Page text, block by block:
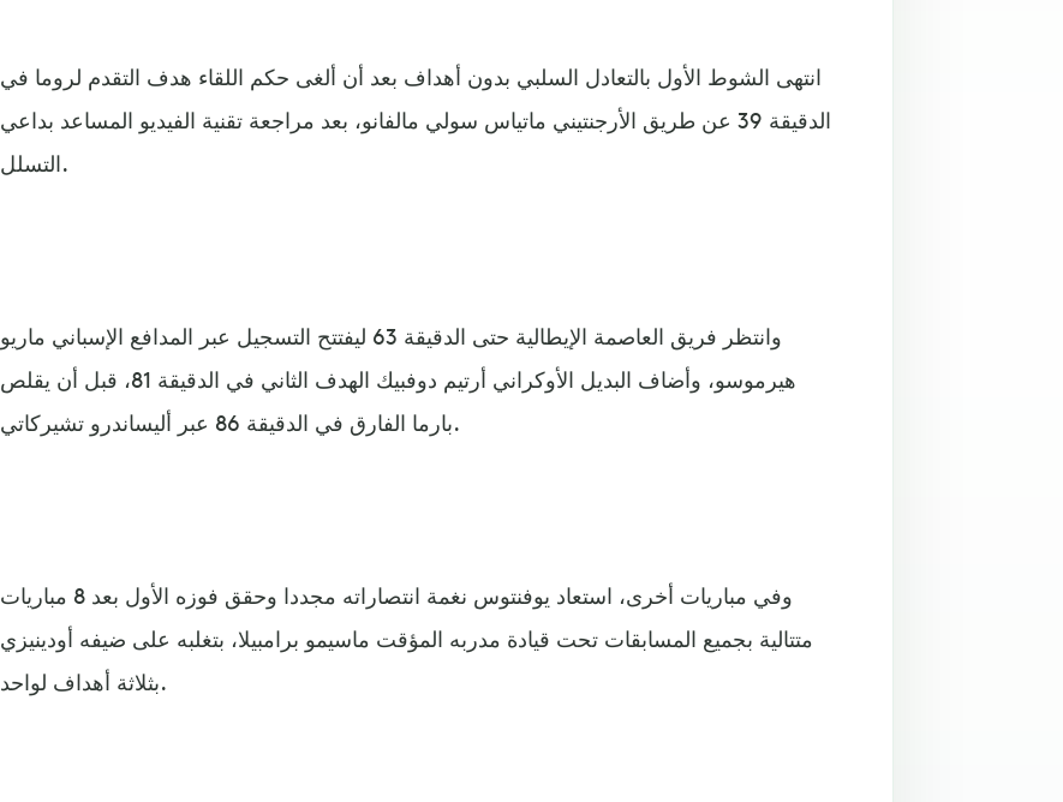
انتهى الشوط الأول بالتعادل السلبي بدون أهداف بعد أن ألغى حكم اللقاء هدف التقدم لروما في
الدقيقة 39 عن طريق الأرجنتيني ماتياس سولي مالفانو، بعد مراجعة تقنية الفيديو المساعد بداعي
التسلل.
وانتظر فريق العاصمة الإيطالية حتى الدقيقة 63 ليفتتح التسجيل عبر المدافع الإسباني ماريو
هيرموسو، وأضاف البديل الأوكراني أرتيم دوفبيك الهدف الثاني في الدقيقة 81، قبل أن يقلص
بارما الفارق في الدقيقة 86 عبر أليساندرو تشيركاتي.
وفي مباريات أخرى، استعاد يوفنتوس نغمة انتصاراته مجددا وحقق فوزه الأول بعد 8 مباريات
متتالية بجميع المسابقات تحت قيادة مدربه المؤقت ماسيمو برامبيلا، بتغلبه على ضيفه أودينيزي
بثلاثة أهداف لواحد.